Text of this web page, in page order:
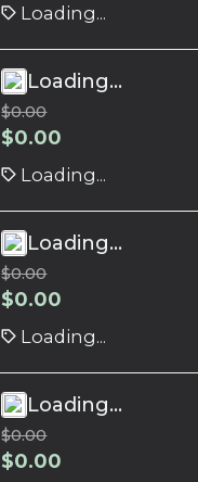
Loading...
Loading...
$0.00
$0.00
Loading...
Loading...
$0.00
$0.00
Loading...
Loading...
$0.00
$0.00